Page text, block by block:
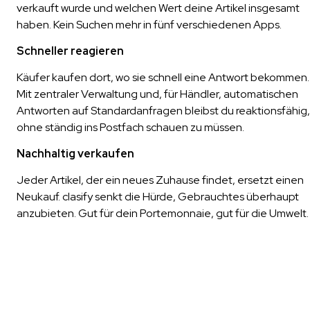
verkauft wurde und welchen Wert deine Artikel insgesamt
haben. Kein Suchen mehr in fünf verschiedenen Apps.
Schneller reagieren
Käufer kaufen dort, wo sie schnell eine Antwort bekommen.
Mit zentraler Verwaltung und, für Händler, automatischen
Antworten auf Standardanfragen bleibst du reaktionsfähig,
ohne ständig ins Postfach schauen zu müssen.
Nachhaltig verkaufen
Jeder Artikel, der ein neues Zuhause findet, ersetzt einen
Neukauf. clasify senkt die Hürde, Gebrauchtes überhaupt
anzubieten. Gut für dein Portemonnaie, gut für die Umwelt.